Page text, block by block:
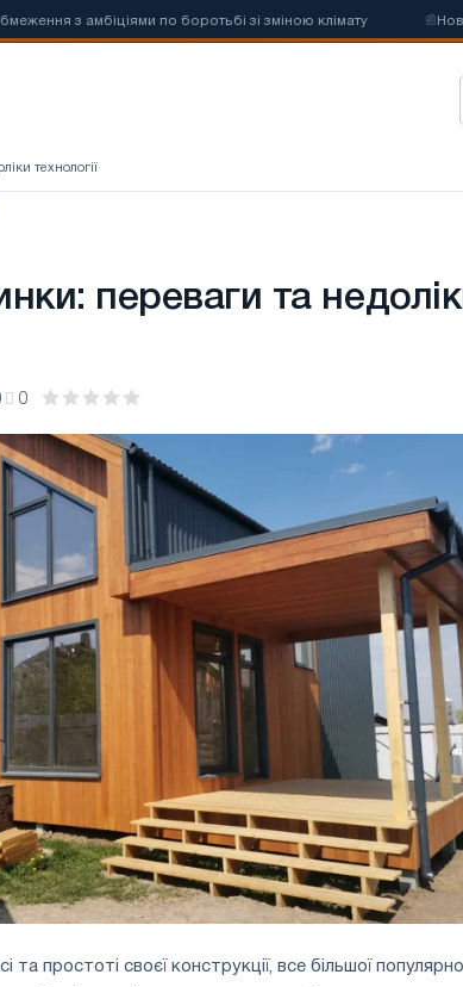
амбіціями по боротьбі зі зміною клімату 📰 Нові квоти
технології
переваги та
0
та простоті своєї конструкції, все більшої